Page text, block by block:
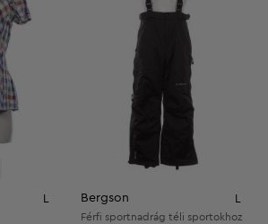
Bergson
Férfi sportnadrág téli sportokhoz